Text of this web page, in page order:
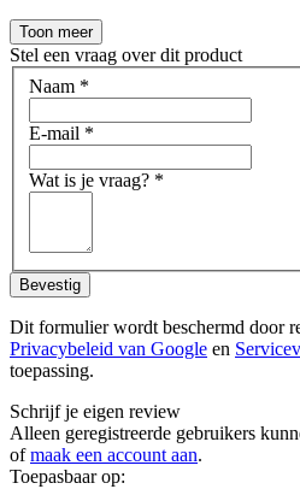
Toon meer
Stel een vraag over dit product
Naam *
E-mail *
Wat is je vraag? *
Bevestig
Dit formulier wordt beschermd door
Privacybeleid van Google en
toepassing.
Schrijf je eigen review
Alleen geregistreerde gebruikers
ofmaak een account aan.
Toepasbaar op: